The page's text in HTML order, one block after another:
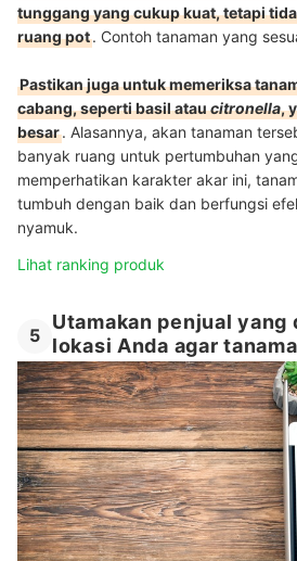
tunggang yang cukup kuat, tetapi
ruang pot. Contoh tanaman yang
Pastikan juga untuk memeriksa
cabang, seperti basil ataucitronella,
besar. Alasannya, akan tanaman
banyak ruang untuk pertumbuhan
memperhatikan karakter akar ini,
tumbuh dengan baik dan berfungsi
nyamuk.
Lihat ranking produk
5
Utamakan penjual yang
lokasi Anda agar